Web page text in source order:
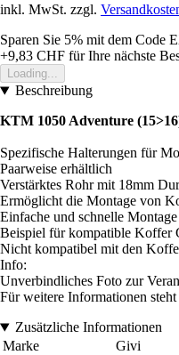
inkl. MwSt. zzgl.
Sparen Sie 5% mit dem Code
+9,83 CHF für Ihre nächste
Loading...
Beschreibung
KTM 1050 Adventure
Spezifische Halterungen für
Paarweise erhältlich
Verstärktes Rohr mit 18mm
Ermöglicht die Montage von
Einfache und schnelle Montage
Beispiel für kompatible Koffer
Nicht kompatibel mit den
Info:
Unverbindliches Foto zur
Für weitere Informationen
Zusätzliche Informationen
Marke
Givi